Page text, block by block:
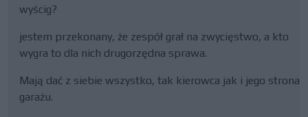
wyścig?
jestem przekonany, że zespół grał na zwycięstwo, a kto
wygra to dla nich drugorzędna sprawa.
Mają dać z siebie wszystko, tak kierowca jak i jego strona
garażu.